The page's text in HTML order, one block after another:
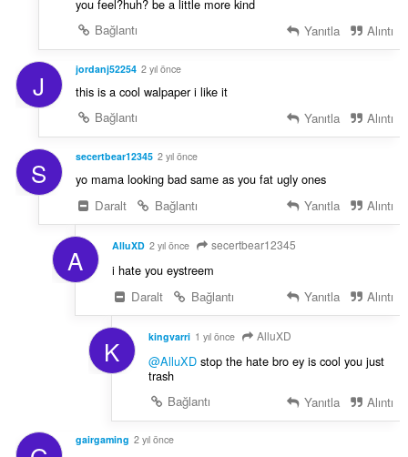
you feel?huh? be a little more kind
Bağlantı
Yanıtla Alıntı
J jordanj52254 2 yıl önce
this is a cool walpaper i like it
Bağlantı
Yanıtla Alıntı
S secertbear12345 2 yıl önce
yo mama looking bad same as you fat ugly ones
Daralt
Bağlantı Yanıtla Alıntı
A AlluXD 2 yıl önce secertbear12345
i hate you eystreem
Daralt
Bağlantı Yanıtla Alıntı
K kingvarri 1 yıl önce AlluXD
@AlluXDstop the hate bro ey is cool you just
trash
Bağlantı
Yanıtla Alıntı
gairgaming 2 yıl önce